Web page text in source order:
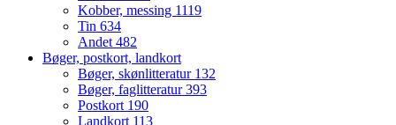
Kobber, messing 1119
Tin 634
Andet482
Bøger, postkort, landkort
Bøger, skønlitteratur 132
Bøger, faglitteratur393
Postkort 190
Landkort 113